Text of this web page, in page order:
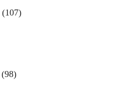
(107)
(98)